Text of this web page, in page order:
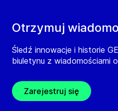
Otrzymuj
Śledź innowacje i historie
biuletynu z wiadomościami
Zarejestruj się